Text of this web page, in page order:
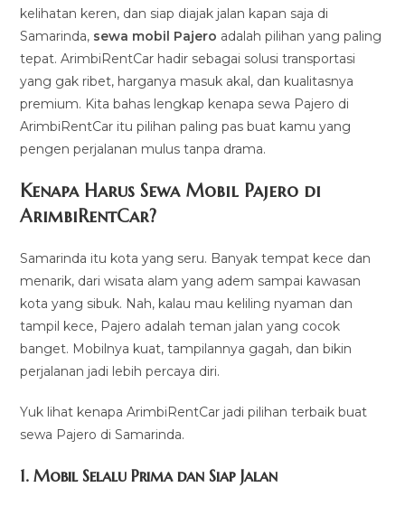
kelihatan keren, dan siap diajak jalan kapan saja di
Samarinda, sewa mobil Pajero adalah pilihan yang paling
tepat. ArimbiRentCar hadir sebagai solusi transportasi
yang gak ribet, harganya masuk akal, dan kualitasnya
premium. Kita bahas lengkap kenapa sewa Pajero di
ArimbiRentCar itu pilihan paling pas buat kamu yang
pengen perjalanan mulus tanpa drama.
Kenapa Harus Sewa Mobil Pajero di
ArimbiRentCar?
Samarinda itu kota yang seru. Banyak tempat kece dan
menarik, dari wisata alam yang adem sampai kawasan
kota yang sibuk. Nah, kalau mau keliling nyaman dan
tampil kece, Pajero adalah teman jalan yang cocok
banget. Mobilnya kuat, tampilannya gagah, dan bikin
perjalanan jadi lebih percaya diri.
Yuk lihat kenapa ArimbiRentCar jadi pilihan terbaik buat
sewa Pajero di Samarinda.
1. Mobil Selalu Prima dan Siap Jalan